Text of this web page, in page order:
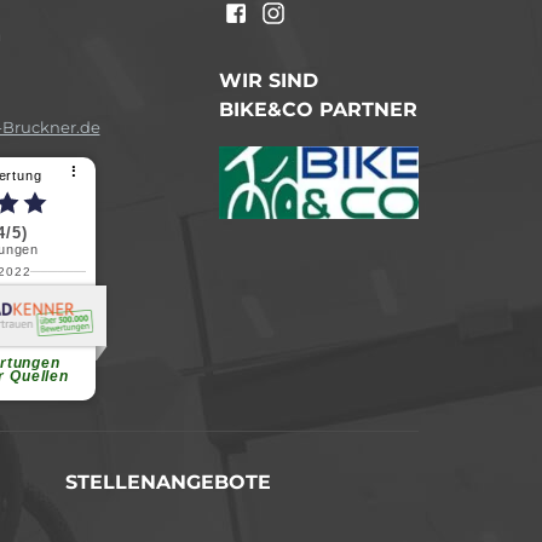
⠇
5)
Quellen
B.
WIR SIND
BIKE&CO PARTNER
STELLENANGEBOTE